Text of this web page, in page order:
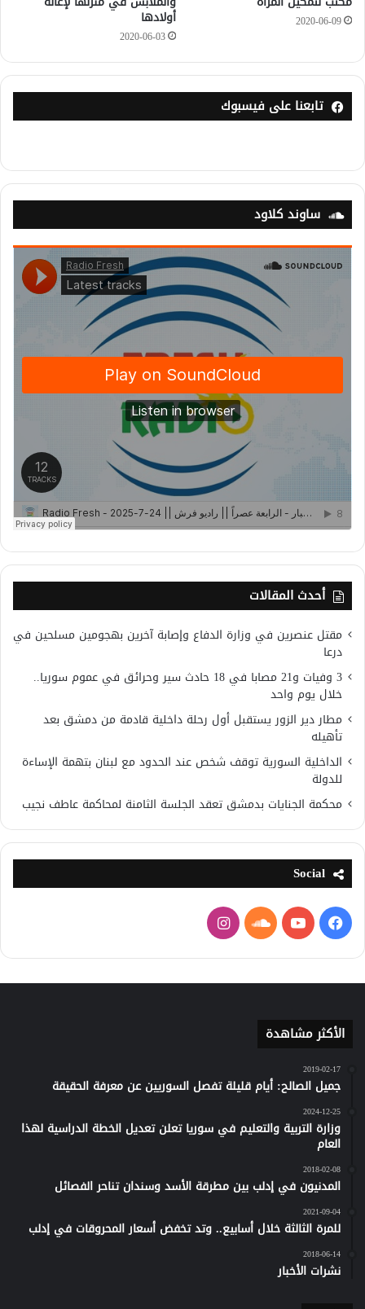
2020-06-09 أولادها
2020-06-03
تابعنا على فيسبوك
ساوند كلاود
أحدث المقالات
مقتل عنصرين في وزارة الدفاع وإصابة آخرين بهجومين مسلحين في
درعا
3 وفيات و21 مصابا في 18 حادث سير وحرائق في عموم سوريا..
خلال يوم واحد
مطار دير الزور يستقبل أول رحلة داخلية قادمة من دمشق بعد
تأهيله
الداخلية السورية توقف شخص عند الحدود مع لبنان بتهمة الإساءة
للدولة
محكمة الجنايات بدمشق تعقد الجلسة الثامنة لمحاكمة عاطف نجيب
Social
فيسبوكيوتيوبساوند
كلاود
انستقرام
الأكثر مشاهدة
2019-02-17
جميل الصالح: أيام قليلة تفصل السوريين عن معرفة الحقيقة
2024-12-25
وزارة التربية والتعليم في سوريا تعلن تعديل الخطة الدراسية لهذا
العام
2018-02-08
المدنيون في إدلب بين مطرقة الأسد وسندان تناحر الفصائل
2021-09-04
للمرة الثالثة خلال أسابيع.. وتد تخفض أسعار المحروقات في إدلب
2018-06-14
نشرات الأخبار